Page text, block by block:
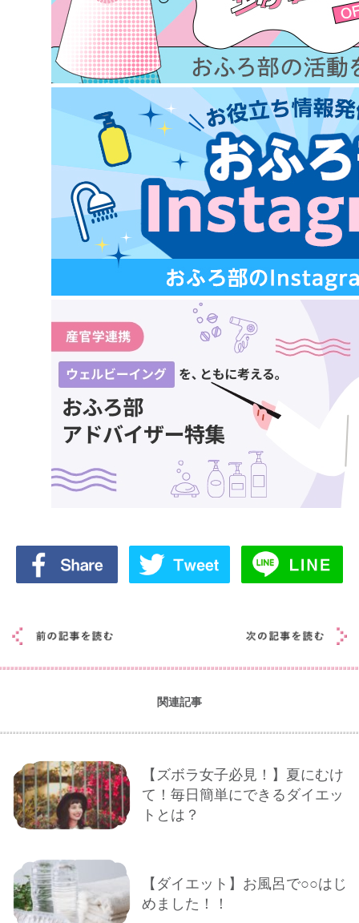
関連記事
【ズボラ女子必見！】夏にむけ
て！毎日簡単にできるダイエッ
トとは？
【ダイエット】お風呂で○○はじ
めました！！